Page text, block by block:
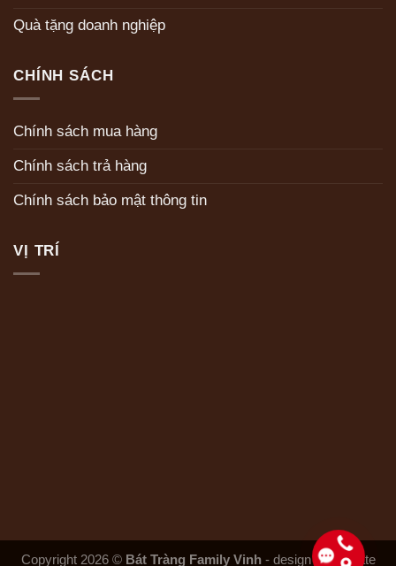
Quà tặng doanh nghiệp
CHÍNH SÁCH
Chính sách mua hàng
Chính sách trả hàng
Chính sách bảo mật thông tin
VỊ TRÍ
Copyright 2026 © Bát Tràng Family Vinh- design and create